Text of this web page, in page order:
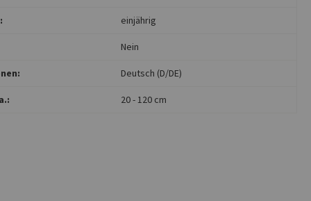
einjährig
Nein
Deutsch (D/DE)
20 - 120 cm